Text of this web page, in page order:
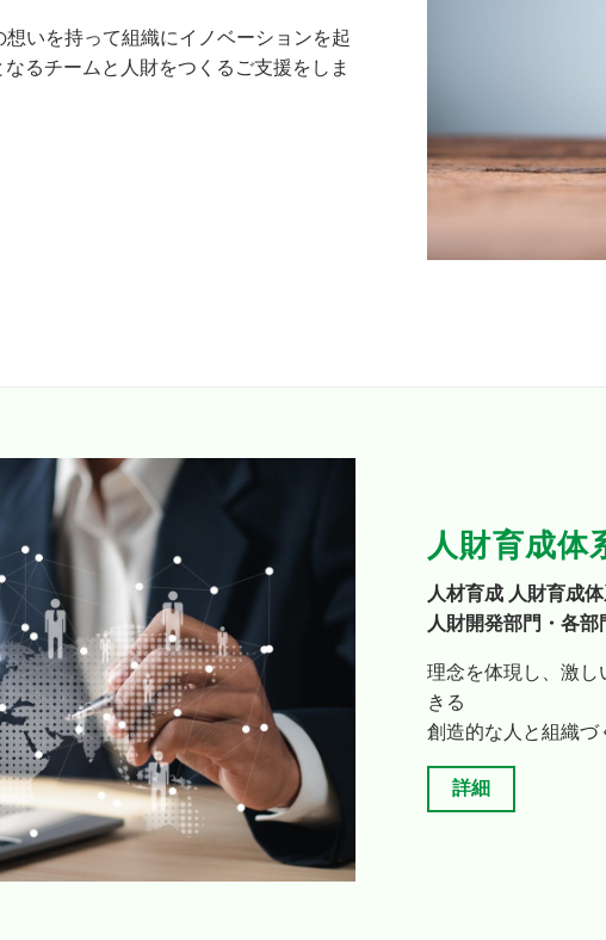
いを持って組織にイノベーションを起
るチームと人財をつくるご支援をしま
人財育成体
人材育成 人財育成
人財開発部門・各
理念を体現し、激
きる
創造的な人と組織づ
詳細